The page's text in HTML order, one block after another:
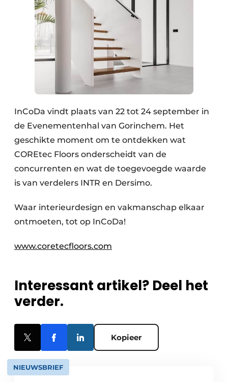
InCoDa vindt plaats van 22 tot 24 september in
de Evenementenhal van Gorinchem. Het
geschikte moment om te ontdekken wat
COREtec Floors onderscheidt van de
concurrenten en wat de toegevoegde waarde
is van verdelers INTR en Dersimo.
Waar interieurdesign en vakmanschap elkaar
ontmoeten, tot op InCoDa!
www.coretecfloors.com
Interessant artikel? Deel het
verder.
Kopieer
NIEUWSBRIEF